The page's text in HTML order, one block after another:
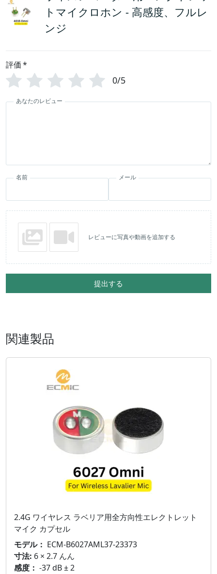
トマイクロホン - 高感度、フルレ
ンジ
評価*
0/5
あなたのレビュー
名前 メール
レビューに写真や動画を追加する
提出する
関連製品
2.4G ワイヤレス ラベリア用全方向性エレクトレット
マイク カプセル
モデル： ECM-B6027AML37-23373
寸法: 6 × 2.7 んん
感度： -37 dB ± 2